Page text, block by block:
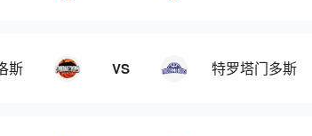
斯 VS 特罗塔门多斯